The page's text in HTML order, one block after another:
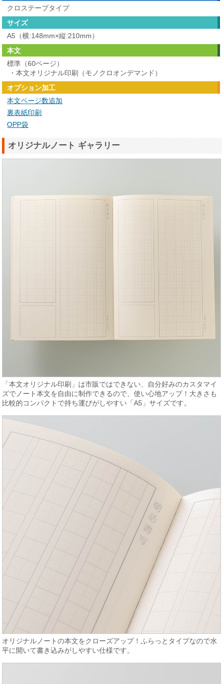
クロステープタイプ
サイズ
A5（横:148mm×縦:210mm）
本文
標準（60ページ）
・本文オリジナル印刷（モノクロオンデマンド）
オプション加工
本文ページ数追加
裏表紙印刷
OPP袋
オリジナルノート ギャラリー
「本文オリジナル印刷」は市販ではできない、自分好みのカスタマイ
ズでノート本文を自由に制作できるので、使い心地アップ！大きさも
比較的コンパクトで持ち運びがしやすい「A5」サイズです。
オリジナルノートの本文をクローズアップ！ふらっとタイプなので水
平に開いて書き込みがしやすい仕様です。